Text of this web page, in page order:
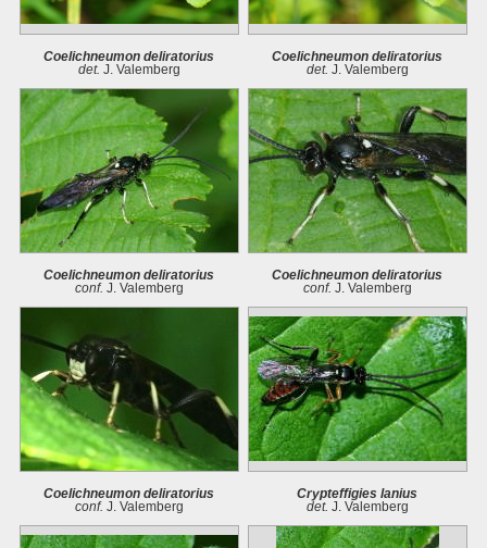
Coelichneumon deliratorius
det. J. Valemberg
Coelichneumon deliratorius
det. J. Valemberg
Coelichneumon deliratorius
conf. J. Valemberg
Coelichneumon deliratorius
conf. J. Valemberg
Coelichneumon deliratorius
conf. J. Valemberg
Crypteffigies lanius
det. J. Valemberg